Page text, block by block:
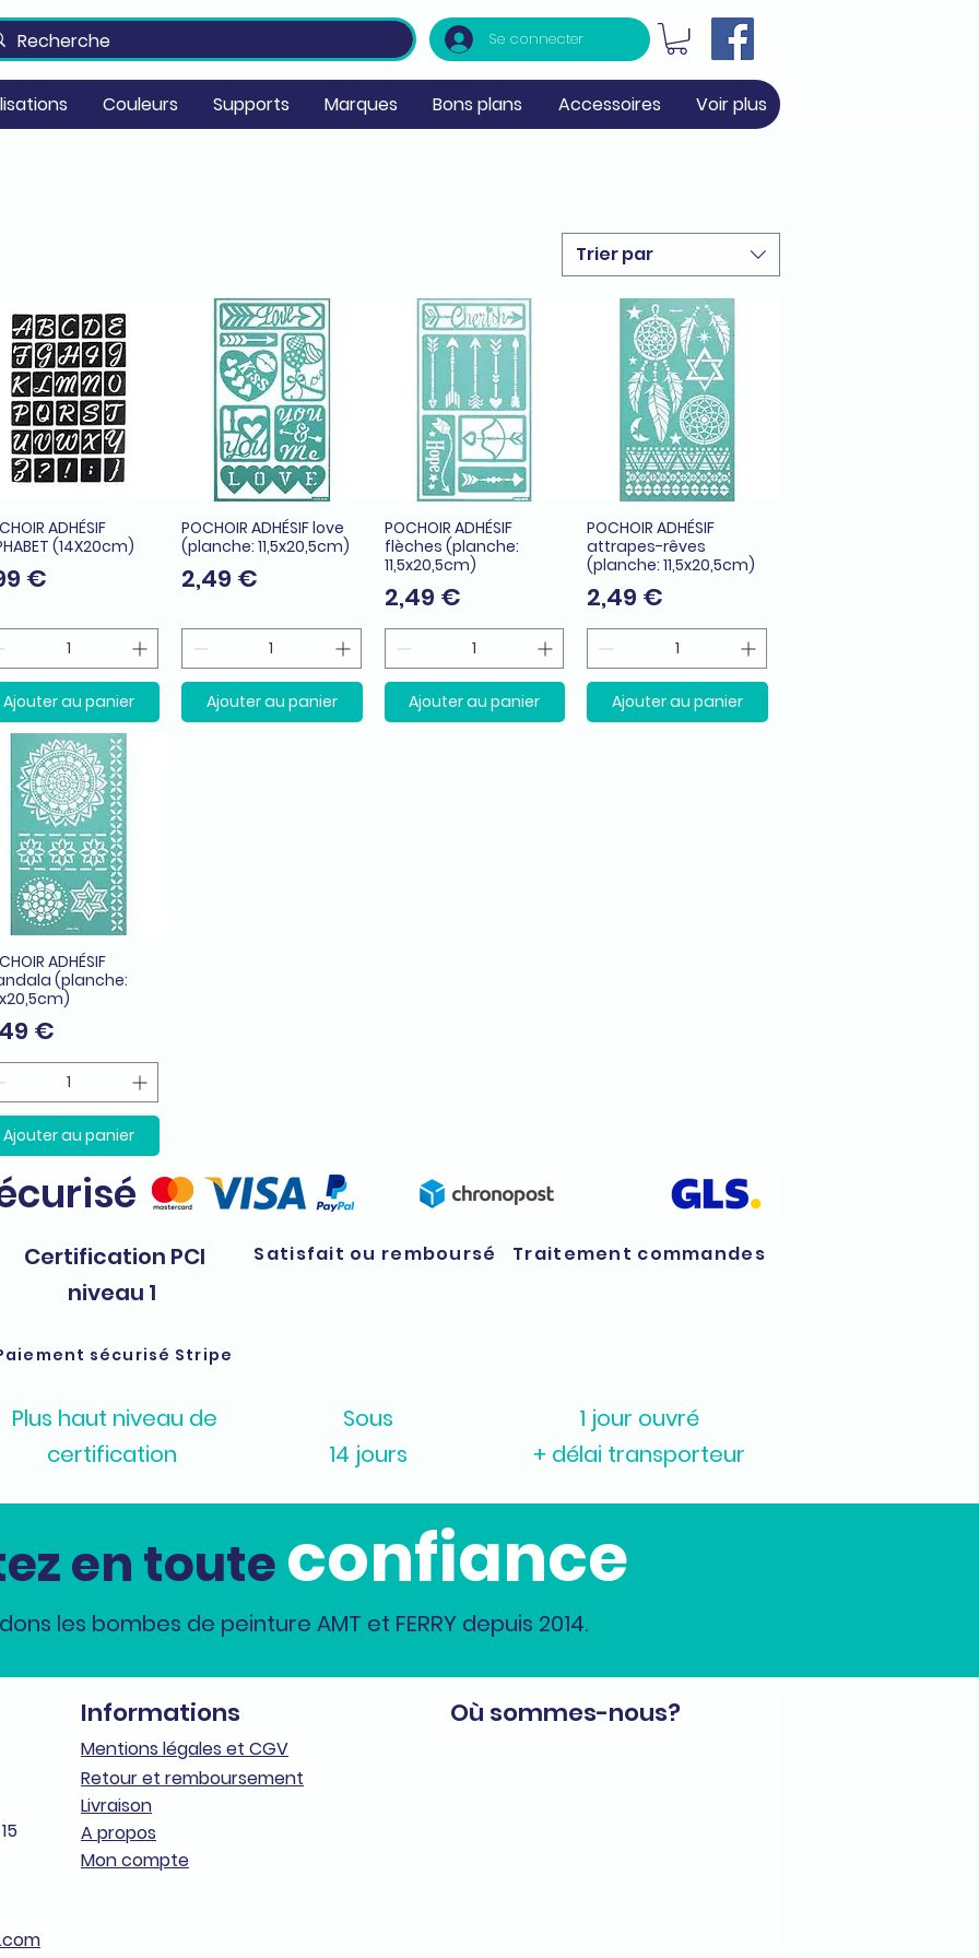
Se connecter
Couleurs Supports Marques Bons plans Accessoires Voir plus
Trier par
Aperçu rapide
ADHÉSIF
(14X20cm)
€
Ajouter au panier
Aperçu rapide
POCHOIR ADHÉSIF love
(planche: 11,5x20,5cm)
Prix
2,49 €
Ajouter au panier
Aperçu rapide
POCHOIR ADHÉSIF
flèches (planche:
11,5x20,5cm)
Prix
2,49 €
Ajouter au panier
Aperçu rapide
POCHOIR ADHÉSIF
attrapes-rêves
(planche: 11,5x20,5cm)
Prix
2,49 €
Ajouter au panier
Aperçu rapide
ADHÉSIF
(planche:
€
Ajouter au panier
Certification PCI
niveau 1
Plus haut niveau de
certification
sécurisé Stripe
Sous
14 jours
Satisfait ou remboursé
1 jour ouvré
+ délai transporteur
Traitement commandes
en touteconfiance
les bombes de peinture AMT et FERRY depuis 2014.
Informations
Mentions légales et CGV
Retour et remboursement
Livraison
A propos
Mon compte
Où sommes-nous?